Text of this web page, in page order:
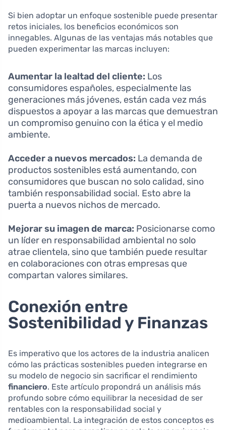
Si bien adoptar un enfoque sostenible puede presentar
retos iniciales, los beneficios económicos son
innegables. Algunas de las ventajas más notables que
pueden experimentar las marcas incluyen:
Aumentar la lealtad del cliente: Los
consumidores españoles, especialmente las
generaciones más jóvenes, están cada vez más
dispuestos a apoyar a las marcas que demuestran
un compromiso genuino con la ética y el medio
ambiente.
Acceder a nuevos mercados: La demanda de
productos sostenibles está aumentando, con
consumidores que buscan no solo calidad, sino
también responsabilidad social. Esto abre la
puerta a nuevos nichos de mercado.
Mejorar su imagen de marca: Posicionarse como
un líder en responsabilidad ambiental no solo
atrae clientela, sino que también puede resultar
en colaboraciones con otras empresas que
compartan valores similares.
Conexión entre
Sostenibilidad y Finanzas
Es imperativo que los actores de la industria analicen
cómo las prácticas sostenibles pueden integrarse en
su modelo de negocio sin sacrificar el rendimiento
financiero. Este artículo propondrá un análisis más
profundo sobre cómo equilibrar la necesidad de ser
rentables con la responsabilidad social y
medioambiental. La integración de estos conceptos es